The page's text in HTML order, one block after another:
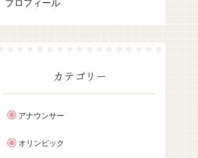
プロフィール
カテゴリー
アナウンサー
オリンピック